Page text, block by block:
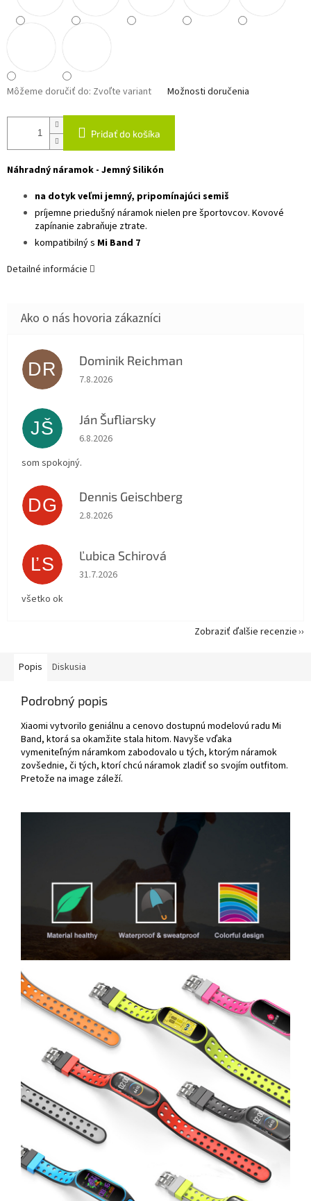
Môžeme doručiť do: Zvoľte variant Možnosti doručenia
Pridať do košíka
Náhradný náramok - Jemný Silikón
na dotyk veľmi jemný, pripomínajúci semiš
príjemne priedušný náramok nielen pre športovcov. Kovové
zapínanie zabraňuje ztrate.
kompatibilný s Mi Band 7
Detailné informácie
Popis Diskusia
Podrobný popis
Xiaomi vytvorilo geniálnu a cenovo dostupnú modelovú radu Mi
Band, ktorá sa okamžite stala hitom. Navyše vďaka
vymeniteľným náramkom zabodovalo u tých, ktorým náramok
zovšednie, či tých, ktorí chcú náramok zladiť so svojím outfitom.
Pretože na image záleží.
DR Dominik Reichman
Hodnotenie obchodu je 5 z 5 hviezdičiek.
7.8.2026
JŠ Ján Šufliarsky
Hodnotenie obchodu je 5 z 5 hviezdičiek.
6.8.2026
som spokojný.
DG Dennis Geischberg
Hodnotenie obchodu je 5 z 5 hviezdičiek.
2.8.2026
ĽS Ľubica Schirová
Hodnotenie obchodu je 5 z 5 hviezdičiek.
31.7.2026
všetko ok
Zobraziť ďalšie recenzie